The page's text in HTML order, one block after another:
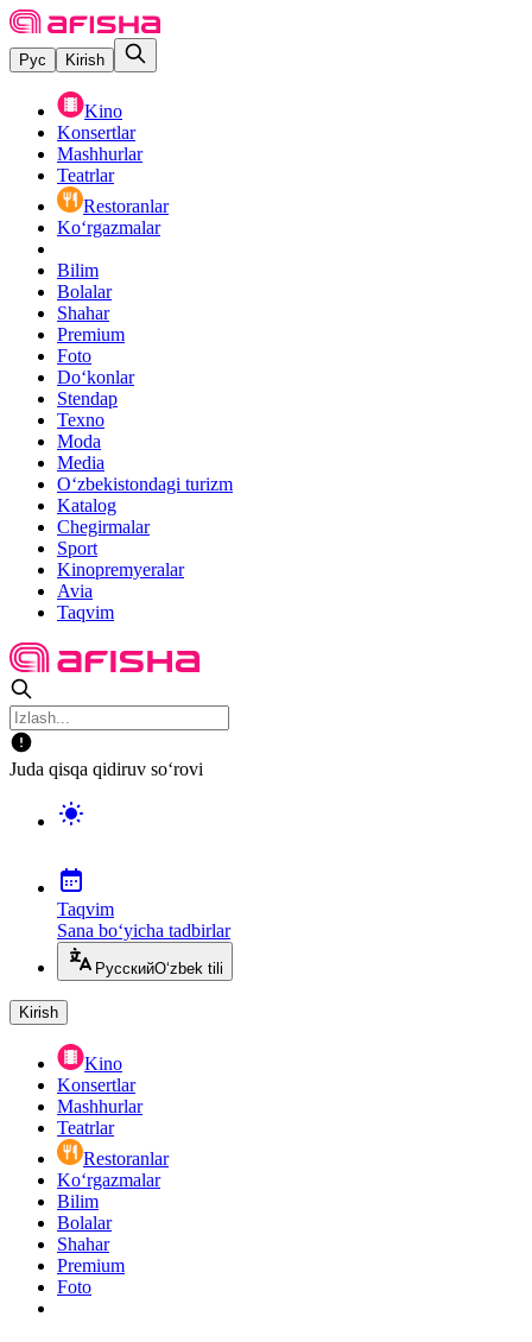
Рус Kirish
Kino
Konsertlar
Mashhurlar
Teatrlar
Restoranlar
Ko‘rgazmalar
Bilim
Bolalar
Shahar
Premium
Foto
Do‘konlar
Stendap
Texno
Moda
Media
O‘zbekistondagi turizm
Katalog
Chegirmalar
Sport
Kinopremyeralar
Avia
Taqvim
Juda qisqa qidiruv so‘rovi
Taqvim
Sana bo‘yicha tadbirlar
РусскийO‘zbek tili
Kirish
Kino
Konsertlar
Mashhurlar
Teatrlar
Restoranlar
Ko‘rgazmalar
Bilim
Bolalar
Shahar
Premium
Foto